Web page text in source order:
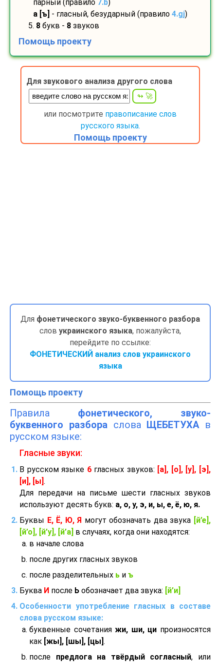
парный (правило 7.b)
а [ъ] - гласный, безударный (правило 4.gj)
5. 8 букв - 8 звуков
Помощь проекту
Для звукового анализа другого слова
или посмотрите правописание слов
русского языка.
Помощь проекту
Для фонетического звуко-буквенного разбора
слов украинского языка, пожалуйста,
перейдите по ссылке:
ФОНЕТИЧЕСКИЙ анализ слов украинского
языка
Помощь проекту
Правила фонетического, звуко-
буквенного разбораслова ЩЕБЕТУХАв
русском языке:
Гласные звуки:
В русском языке 6гласных звуков: [а], [о], [у], [э],
[и], [ы].
Для передачи на письме шести гласных звуков
используют десять букв: а, о, у, э, и, ы, е, ё, ю, я.
Буквы Е, Ё, Ю, Я могут обозначать два звука [й’е],
[й’о], [й’у], [й’а] в случаях, когда они находятся:
в начале слова
после других гласных звуков
после разделительных ь и ъ
Буква И после Ь обозначает два звука: [й’и]
Особенности употребление гласных в составе
слова русском языке:
буквенные сочетанияжи, ши, ци произносятся
как [жы], [шы], [цы].
после предлога на твёрдый согласный, или